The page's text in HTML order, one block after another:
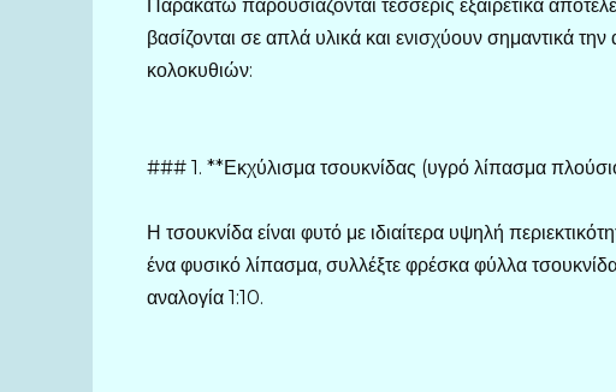
Παρακάτω παρουσιάζονται τέσσερις εξαιρετικά
βασίζονται σε απλά υλικά και ενισχύουν σημαντικά
κολοκυθιών:
### 1. **Εκχύλισμα τσουκνίδας (υγρό λίπασμα
Η τσουκνίδα είναι φυτό με ιδιαίτερα υψηλή
ένα φυσικό λίπασμα, συλλέξτε φρέσκα φύλλα
αναλογία 1:10.